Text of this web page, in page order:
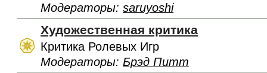
Модераторы: saruyoshi
Художественная критика
Критика Ролевых Игр
Модераторы: Брэд Питт